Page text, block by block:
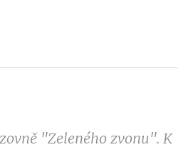
"Zeleného zvonu". K